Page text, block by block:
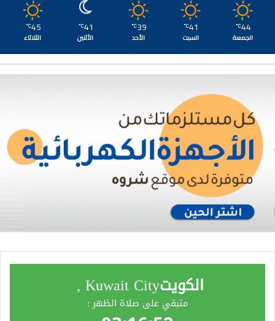
44
℃
الجمعة
41
℃
السبت
39
℃
الأحد
41
℃
الأثنين
45
℃
الثلاثاء